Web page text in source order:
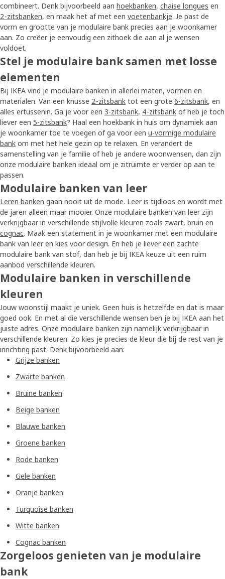
combineert. Denk bijvoorbeeld aan hoekbanken, chaise longues en
2-zitsbanken, en maak het af met een voetenbankje. Je past de
vorm en grootte van je modulaire bank precies aan je woonkamer
aan. Zo creëer je eenvoudig een zithoek die aan al je wensen
voldoet.
Stel je modulaire bank samen met losse
elementen
Bij IKEA vind je modulaire banken in allerlei maten, vormen en
materialen. Van een knusse 2-zitsbank tot een grote 6-zitsbank, en
alles ertussenin. Ga je voor een 3-zitsbank, 4-zitsbank of heb je toch
liever een 5-zitsbank? Haal een hoekbank in huis om dynamiek aan
je woonkamer toe te voegen of ga voor een u-vormige modulaire
bank om met het hele gezin op te relaxen. En verandert de
samenstelling van je familie of heb je andere woonwensen, dan zijn
onze modulaire banken ideaal om je zitruimte er verder op aan te
passen.
Modulaire banken van leer
Leren banken gaan nooit uit de mode. Leer is tijdloos en wordt met
de jaren alleen maar mooier. Onze modulaire banken van leer zijn
verkrijgbaar in verschillende stijlvolle kleuren zoals zwart, bruin en
cognac. Maak een statement in je woonkamer met een modulaire
bank van leer en kies voor design. En heb je liever een zachte
modulaire bank van stof, dan heb je bij IKEA keuze uit een ruim
aanbod verschillende kleuren.
Modulaire banken in verschillende
kleuren
Jouw woonstijl maakt je uniek. Geen huis is hetzelfde en dat is maar
goed ook. En met al die verschillende wensen ben je bij IKEA aan het
juiste adres. Onze modulaire banken zijn namelijk verkrijgbaar in
verschillende kleuren. Zo kies je precies de kleur die bij de rest van je
inrichting past. Denk bijvoorbeeld aan:
Grijze banken
Zwarte banken
Bruine banken
Beige banken
Blauwe banken
Groene banken
Rode banken
Gele banken
Oranje banken
Turquoise banken
Witte banken
Cognac banken
Zorgeloos genieten van je modulaire
bank